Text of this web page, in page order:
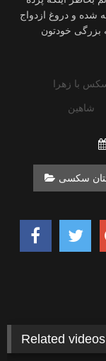
شده و دروغ ازدواج
بزرگی خودتون
با زهرا
شاهین
سکسی
Related videos